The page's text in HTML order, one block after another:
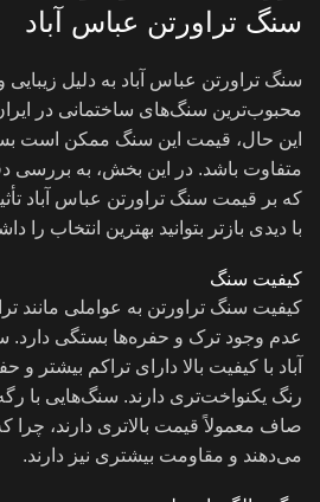
سنگ تراورتن عباس آباد
سنگ تراورتن عباس آباد به دلیل زیبایی و
محبوب‌ترین سنگ‌های ساختمانی در
این حال، قیمت این سنگ ممکن است
متفاوت باشد. در این بخش، به بررسی
که بر قیمت سنگ تراورتن عباس آباد
با دیدی بازتر بتوانید بهترین انتخاب را
کیفیت سنگ
کیفیت سنگ تراورتن به عواملی مانند
عدم وجود ترک و حفره‌ها بستگی دارد.
آباد با کیفیت بالا دارای تراکم بیشتر
رنگ یکنواخت‌تری دارند. سنگ‌هایی با
صاف معمولاً قیمت بالاتری دارند، چرا
می‌دهند و مقاومت بیشتری نیز دارند.